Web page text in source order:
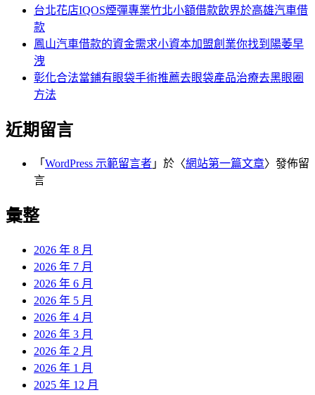
台北花店IQOS煙彈專業竹北小額借款飲界於高雄汽車借
款
鳳山汽車借款的資金需求小資本加盟創業你找到陽萎早
洩
彰化合法當鋪有眼袋手術推薦去眼袋產品治療去黑眼圈
方法
近期留言
「 WordPress 示範留言者 」於〈網站第一篇文章〉發佈留
言
彙整
2026 年 8 月
2026 年 7 月
2026 年 6 月
2026 年 5 月
2026 年 4 月
2026 年 3 月
2026 年 2 月
2026 年 1 月
2025 年 12 月